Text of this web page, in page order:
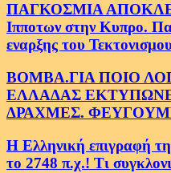
ΠΑΓΚΟΣΜΙΑ
Ιπποτων στην Κυπρο.
εναρξης του
ΒΟΜΒΑ.ΓΙΑ ΠΟΙΟ
ΕΛΛΑΔΑΣ
ΔΡΑΧΜΕΣ.
Η Ελληνική επιγραφή
το 2748 π.χ.! Τι